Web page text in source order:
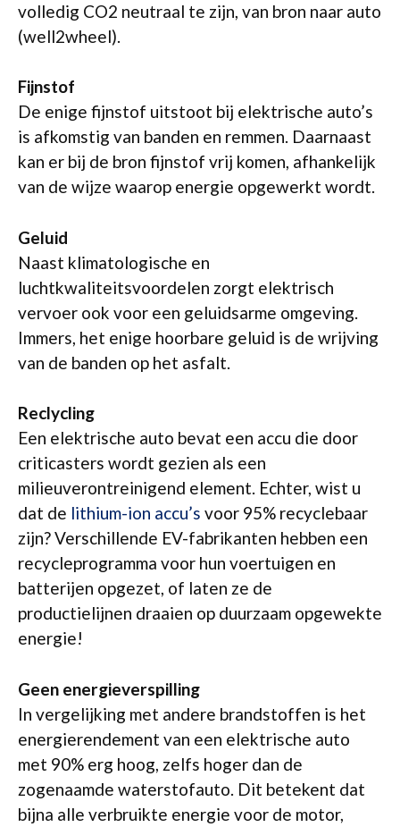
volledig CO2 neutraal te zijn, van bron naar auto
(well2wheel).
Fijnstof
De enige fijnstof uitstoot bij elektrische auto’s
is afkomstig van banden en remmen. Daarnaast
kan er bij de bron fijnstof vrij komen, afhankelijk
van de wijze waarop energie opgewerkt wordt.
Geluid
Naast klimatologische en
luchtkwaliteitsvoordelen zorgt elektrisch
vervoer ook voor een geluidsarme omgeving.
Immers, het enige hoorbare geluid is de wrijving
van de banden op het asfalt.
Reclycling
Een elektrische auto bevat een accu die door
criticasters wordt gezien als een
milieuverontreinigend element. Echter, wist u
dat de lithium-ion accu’s voor 95% recyclebaar
zijn? Verschillende EV-fabrikanten hebben een
recycleprogramma voor hun voertuigen en
batterijen opgezet, of laten ze de
productielijnen draaien op duurzaam opgewekte
energie!
Geen energieverspilling
In vergelijking met andere brandstoffen is het
energierendement van een elektrische auto
met 90% erg hoog, zelfs hoger dan de
zogenaamde waterstofauto. Dit betekent dat
bijna alle verbruikte energie voor de motor,